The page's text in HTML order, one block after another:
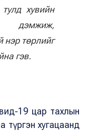
хувийн
дэмжиж,
нэр төрлийг
гэв.
19 цар тахлын
түргэн хугацаанд